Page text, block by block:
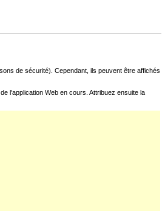
de sécurité). Cependant, ils peuvent être affichés
l'application Web en cours. Attribuez ensuite la